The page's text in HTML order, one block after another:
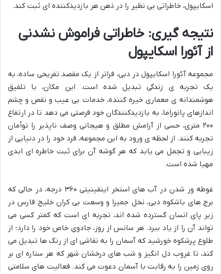
اسکایپول، خاطراتی بی نظیر را در ذهن هر بازدیدکننده ای ثبت کند.
نتیجه گیری: خاطراتی فراموش نشدنی
از آئورا اسکایپول
مجموعه آئورا اسکایپول در دبی، فراتر از یک مقصد تفریحی ساده، به
یک تجربه ی زندگی تبدیل شده است. این مکان، با تلفیق
هوشمندانه ی معماری خیره کننده، خدمات بی عیب و نقص و چشم
اندازهای پانوراما، به بازدیدکنندگان خود فرصتی می دهد تا در ارتفاع
۲۰۰ متری، حسی از آرامش مطلق و هیجانی وصف ناپذیر را توأمان
تجربه کنند. از لحظه ی ورود به این مجموعه، فرد خود را در دنیایی از
زیبایی و تجمل می یابد که هر گوشه آن برای ثبت خاطره ای ابدی
مهیا شده است.
غوطه ور شدن در آب های استخر اینفینیتی ۳۶۰ درجه، در حالی که
برج های باشکوه دبی، نخل جمیرا و وسعت بی کران خلیج فارس در
زیر پای انسان گسترده شده اند، تجربه ای است که کمتر کسی می
تواند آن را از یاد ببرد. هر سانس از روز، جادوی خاص خود را دارد؛ از
طلوع پرشکوه خورشید که آسمان را به نقاشی ای از رنگ ها تبدیل می
کند، تا غروب دل انگیز و شب های درخشان شهر که هر ستاره ای بر
روی زمین را به رقابت با آسمان دعوت می کند. فعالیت های سلامتی